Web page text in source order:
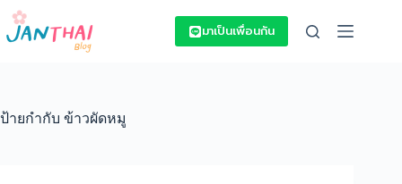
Skip
content
มาเป็นเพื่อนกัน
ป้ายกำกับ ข้าวผัดหมู